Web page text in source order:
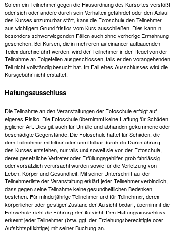
Sofern ein Teilnehmer gegen die Hausordnung des Kursortes verstößt
oder sich oder andere durch sein Verhalten gefährdet oder den Ablauf
des Kurses unzumutbar stört, kann die Fotoschule den Teilnehmer
aus wichtigem Grund fristlos vom Kurs ausschließen. Dies kann in
besonders schwerwiegenden Fällen auch ohne vorherige Ermahnung
geschehen. Bei Kursen, die in mehreren aufeinander aufbauenden
Teilen durchgeführt werden, wird der Teilnehmer in der Regel von der
Teilnahme an Folgeteilen ausgeschlossen, falls er den vorangehenden
Teil nicht vollständig besucht hat. Im Fall eines Ausschlusses wird die
Kursgebühr nicht erstattet.
Haftungsausschluss
Die Teilnahme an den Veranstaltungen der Fotoschule erfolgt auf
eigenes Risiko. Die Fotoschule übernimmt keine Haftung für Schäden
jeglicher Art. Dies gilt auch für Unfälle und abhanden gekommene oder
beschädigte Gegenstände. Die Fotoschule haftet für Schäden, die
dem Teilnehmer mittelbar oder unmittelbar durch die Durchführung
des Kurses entstehen, nur falls und soweit sie von der Fotoschule,
deren gesetzliche Vertreter oder Erfüllungsgehilfen grob fahrlässig
oder vorsätzlich verursacht wurden sowie für die Verletzung von
Leben, Körper und Gesundheit. Mit seiner Unterschrift auf der
Teilnehmerliste der Veranstaltung erklärt jeder Teilnehmer verbindlich,
dass gegen seine Teilnahme keine gesundheitlichen Bedenken
bestehen. Für minderjährige Teilnehmer und für Teilnehmer, deren
körperlicher oder geistiger Zustand der Aufsicht bedarf, übernimmt die
Fotoschule nicht die Führung der Aufsicht. Den Haftungsausschluss
erkennt jeder Teilnehmer (bzw. ggf. der Erziehungsberechtigte oder
Aufsichtspflichtige) mit seiner Buchung an.